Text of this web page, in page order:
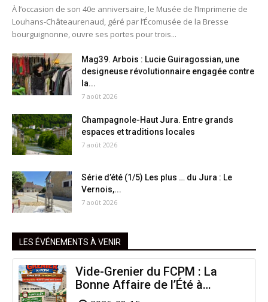
À l’occasion de son 40e anniversaire, le Musée de l’Imprimerie de
Louhans-Châteaurenaud, géré par l’Écomusée de la Bresse
bourguignonne, ouvre ses portes pour trois...
Mag39. Arbois : Lucie Guiragossian, une
designeuse révolutionnaire engagée contre
la...
7 août 2026
Champagnole-Haut Jura. Entre grands
espaces et traditions locales
7 août 2026
Série d’été (1/5) Les plus … du Jura : Le
Vernois,...
7 août 2026
LES ÉVÉNEMENTS À VENIR
Vide-Grenier du FCPM : La
Bonne Affaire de l’Été à
Arinthod !